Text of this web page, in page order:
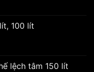
100 lít
lệch tâm 150 lít